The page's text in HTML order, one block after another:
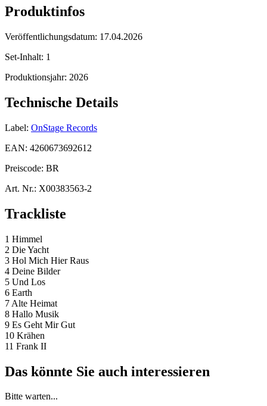
Produktinfos
Veröffentlichungsdatum: 17.04.2026
Set-Inhalt: 1
Produktionsjahr: 2026
Technische Details
Label: OnStage Records
EAN: 4260673692612
Preiscode: BR
Art. Nr.: X00383563-2
Trackliste
1 Himmel
2 Die Yacht
3 Hol Mich Hier Raus
4 Deine Bilder
5 Und Los
6 Earth
7 Alte Heimat
8 Hallo Musik
9 Es Geht Mir Gut
10 Krähen
11 Frank II
Das könnte Sie auch interessieren
Bitte warten...